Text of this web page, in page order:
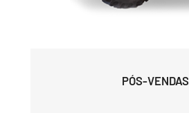
PÓS-VENDAS